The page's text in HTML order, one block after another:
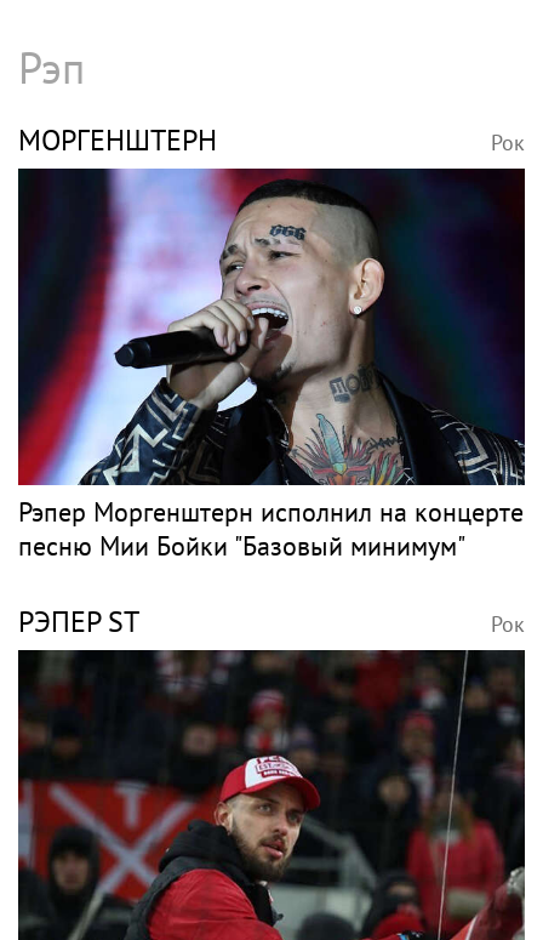
Никита Пресняков заявил, что в России его
обидели. И рассорился с братом из-за
политики
ВАЙКУЛЕ
Продюсер Дворцов: Вайкуле потеряла все,
сбежав из РФ
Рэп
МОРГЕНШТЕРН Рок